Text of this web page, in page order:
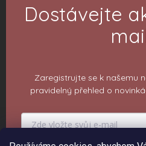
Dostávejte
Zaregistrujte se k našemu
pravidelný přehled o